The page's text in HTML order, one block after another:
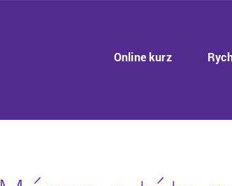
Online kurz